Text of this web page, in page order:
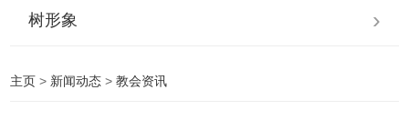
树形象
主页 > 新闻动态 >教会资讯